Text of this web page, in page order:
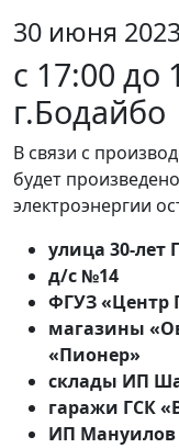
30 июня
с 17:00 до
г.Бодайбо
В связи с
будет
электроэнергии
улица 30-
д/с №14
ФГУЗ «Центр
магазины
«Пионер»
склады ИП
гаражи ГСК
ИП Мануилов